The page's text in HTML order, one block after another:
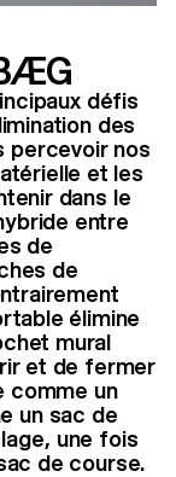
défis
des
percevoir nos
et les
dans le
entre
de
de
élimine
mural
et de fermer
comme un
un sac de
une fois
de course.